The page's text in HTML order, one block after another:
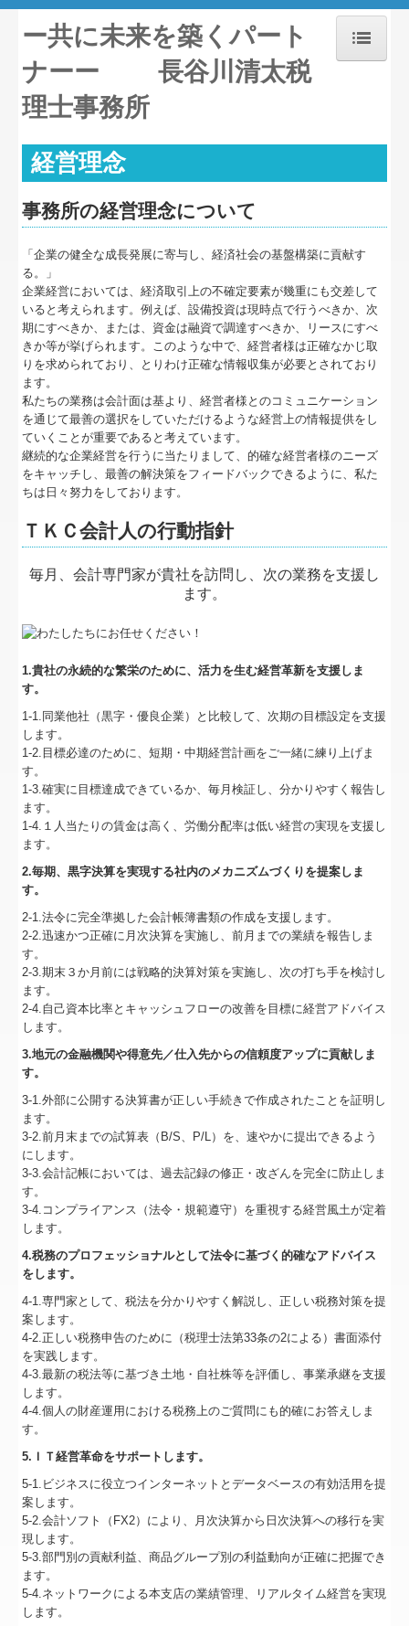
お知らせ
事務所紹介
経営理念
交通案内
業務案内
セミナー案内
料金について
関連リンク
リンク集
お問合せ
補助金・助成金・融資情報
関与先向け融資商品ご紹介
経営改善オンデマンド講座
節税対策に活用できる無料資料提供中！
経営改善計画
相続税額の早見表
ー共に未来を築くパート
ナーー 長谷川清太税
理士事務所
経営理念
事務所の経営理念について
「企業の健全な成長発展に寄与し、経済社会の基盤構築に貢献す
る。」
企業経営においては、経済取引上の不確定要素が幾重にも交差して
いると考えられます。例えば、設備投資は現時点で行うべきか、次
期にすべきか、または、資金は融資で調達すべきか、リースにすべ
きか等が挙げられます。このような中で、経営者様は正確なかじ取
りを求められており、とりわけ正確な情報収集が必要とされており
ます。
私たちの業務は会計面は基より、経営者様とのコミュニケーション
を通じて最善の選択をしていただけるような経営上の情報提供をし
ていくことが重要であると考えています。
継続的な企業経営を行うに当たりまして、的確な経営者様のニーズ
をキャッチし、最善の解決策をフィードバックできるように、私た
ちは日々努力をしております。
ＴＫＣ会計人の行動指針
毎月、会計専門家が貴社を訪問し、次の業務を支援し
ます。
1.貴社の永続的な繁栄のために、活力を生む経営革新を支援しま
す。
1-1.同業他社（黒字・優良企業）と比較して、次期の目標設定を支援
します。
1-2.目標必達のために、短期・中期経営計画をご一緒に練り上げま
す。
1-3.確実に目標達成できているか、毎月検証し、分かりやすく報告し
ます。
1-4.１人当たりの賃金は高く、労働分配率は低い経営の実現を支援し
ます。
2.毎期、黒字決算を実現する社内のメカニズムづくりを提案しま
す。
2-1.法令に完全準拠した会計帳簿書類の作成を支援します。
2-2.迅速かつ正確に月次決算を実施し、前月までの業績を報告しま
す。
2-3.期末３か月前には戦略的決算対策を実施し、次の打ち手を検討し
ます。
2-4.自己資本比率とキャッシュフローの改善を目標に経営アドバイス
します。
3.地元の金融機関や得意先／仕入先からの信頼度アップに貢献しま
す。
3-1.外部に公開する決算書が正しい手続きで作成されたことを証明し
ます。
3-2.前月末までの試算表（B/S、P/L）を、速やかに提出できるよう
にします。
3-3.会計記帳においては、過去記録の修正・改ざんを完全に防止しま
す。
3-4.コンプライアンス（法令・規範遵守）を重視する経営風土が定着
します。
4.税務のプロフェッショナルとして法令に基づく的確なアドバイス
をします。
4-1.専門家として、税法を分かりやすく解説し、正しい税務対策を提
案します。
4-2.正しい税務申告のために（税理士法第33条の2による）書面添付
を実践します。
4-3.最新の税法等に基づき土地・自社株等を評価し、事業承継を支援
します。
4-4.個人の財産運用における税務上のご質問にも的確にお答えしま
す。
5.ＩＴ経営革命をサポートします。
5-1.ビジネスに役立つインターネットとデータベースの有効活用を提
案します。
5-2.会計ソフト（FX2）により、月次決算から日次決算への移行を実
現します。
5-3.部門別の貢献利益、商品グループ別の利益動向が正確に把握でき
ます。
5-4.ネットワークによる本支店の業績管理、リアルタイム経営を実現
します。